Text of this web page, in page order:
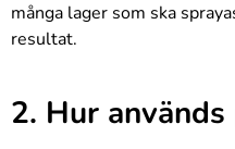
många lager som ska
resultat.
2. Hur